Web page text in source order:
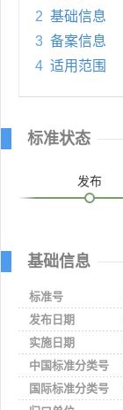
2 基础信息
3 备案信息
4 适用范围
标准状态
发布
基础信息
标准号
发布日期
实施日期
中国标准分类号
国际标准分类号